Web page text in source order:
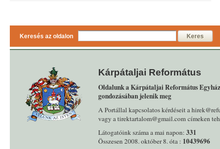
Keresés az oldalon Keres
Kárpátaljai Református
Oldalunk a Kárpátaljai Református
gondozásában jelenik meg
A Portállal kapcsolatos kérdéseit a
vagy a tirektartalom@gmail.com címeken
Látogatóink száma a mai napon: 331
Összesen 2008. október 8. óta : 10439696